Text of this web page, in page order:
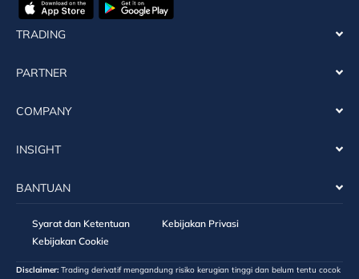
TRADING
PARTNER
COMPANY
INSIGHT
BANTUAN
Syarat dan Ketentuan
Kebijakan Privasi
Kebijakan Cookie
Disclaimer: Trading derivatif mengandung risiko kerugian tinggi dan belum tentu cocok